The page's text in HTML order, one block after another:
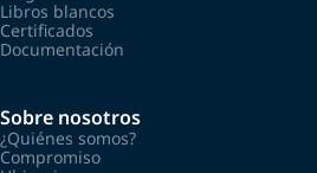
Libros blancos
Certificados
Documentación
Sobre nosotros
¿Quiénes somos?
Compromiso